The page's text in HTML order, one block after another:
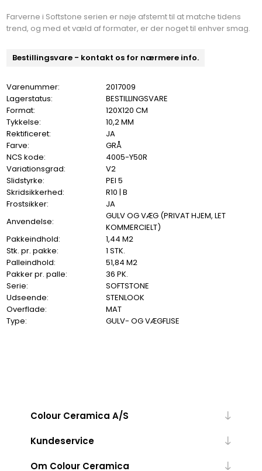
Farverne i Softstone serien er nøje afstemt til at matche tidens
trend, og med et væld af formater, er der noget til enhver smag.
Bestillingsvare - kontakt os for nærmere info.
Varenummer:
2017009
Lagerstatus:
BESTILLINGSVARE
Format:
120X120 CM
Tykkelse:
10,2 MM
Rektificeret:
JA
Farve:
GRÅ
NCS kode:
4005-Y50R
Variationsgrad:
V2
Slidstyrke:
PEI 5
Skridsikkerhed:
R10 | B
Frostsikker:
JA
Anvendelse:
GULV OG VÆG (PRIVAT HJEM, LET
KOMMERCIELT)
Pakkeindhold:
1,44 M2
Stk. pr. pakke:
1 STK.
Palleindhold:
51,84 M2
Pakker pr. palle:
36 PK.
Serie:
SOFTSTONE
Udseende:
STENLOOK
Overflade:
MAT
Type:
GULV- OG VÆGFLISE
Colour Ceramica A/S
Kundeservice
Om Colour Ceramica